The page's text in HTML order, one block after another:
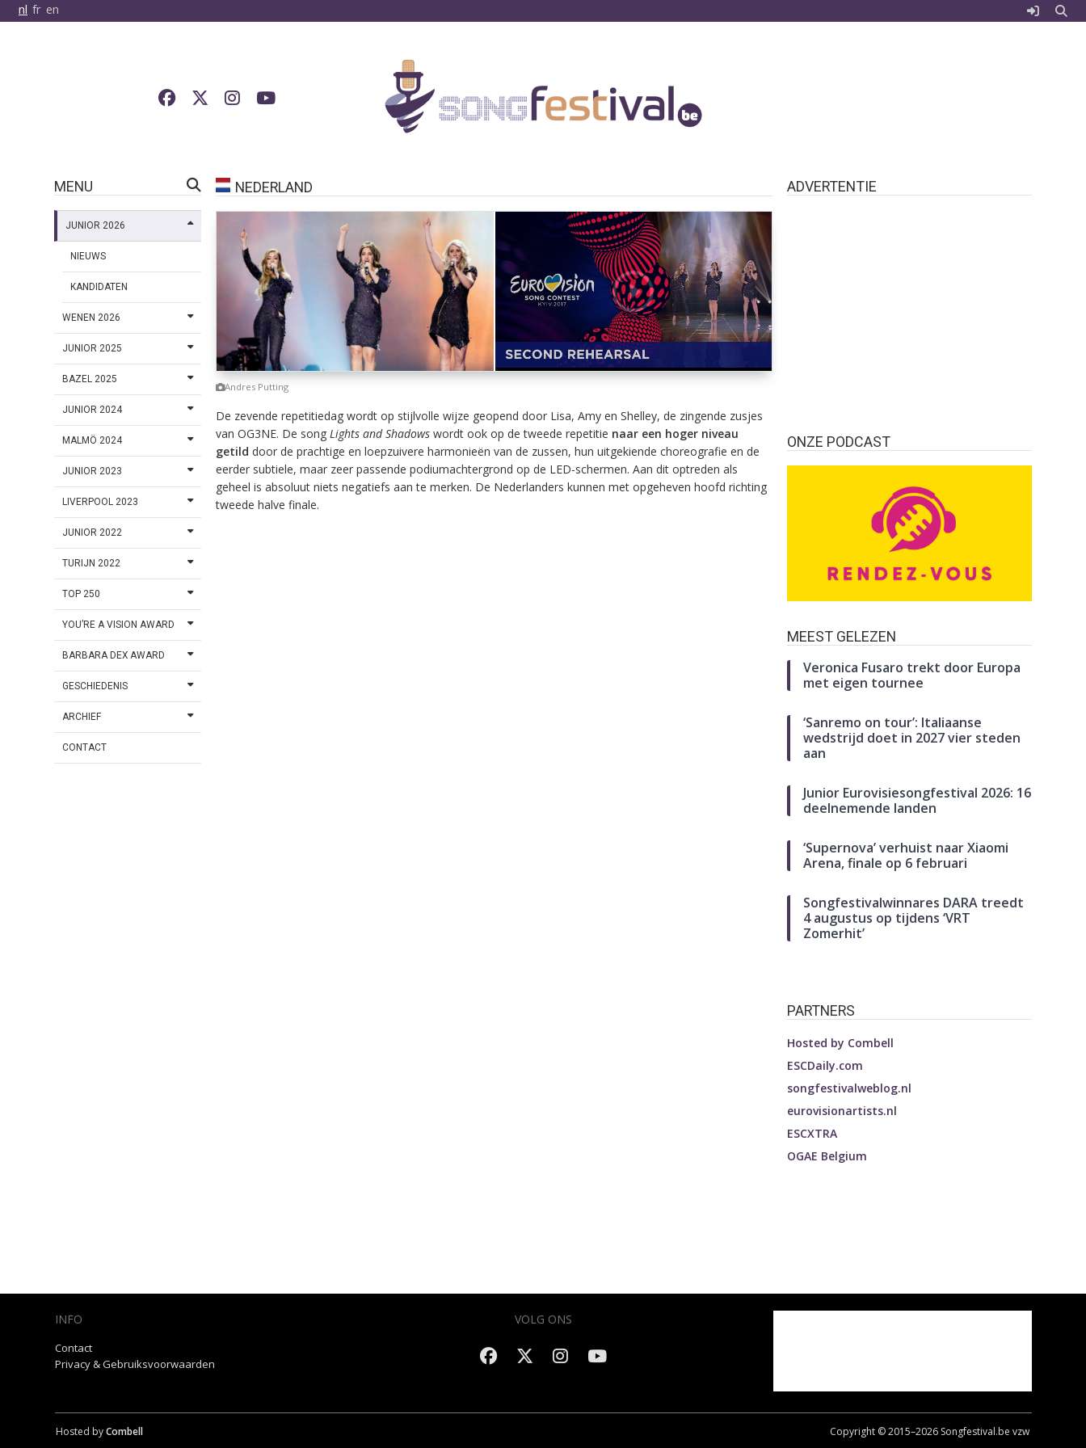
nl fr en
MENU
JUNIOR 2026
NIEUWS
KANDIDATEN
WENEN 2026
JUNIOR 2025
BAZEL 2025
JUNIOR 2024
MALMÖ 2024
JUNIOR 2023
LIVERPOOL 2023
JUNIOR 2022
TURIJN 2022
TOP 250
YOU’RE A VISION AWARD
BARBARA DEX AWARD
GESCHIEDENIS
ARCHIEF
CONTACT
NEDERLAND
Andres Putting
De zevende repetitiedag wordt op stijlvolle wijze geopend door Lisa, Amy en Shelley, de zingende zusjes
van OG3NE. De song Lights and Shadows wordt ook op de tweede repetitie naar een hoger niveau
getild door de prachtige en loepzuivere harmonieën van de zussen, hun uitgekiende choreografie en de
eerder subtiele, maar zeer passende podiumachtergrond op de LED-schermen. Aan dit optreden als
geheel is absoluut niets negatiefs aan te merken. De Nederlanders kunnen met opgeheven hoofd richting
tweede halve finale.
ADVERTENTIE
ONZE PODCAST
MEEST GELEZEN
Veronica Fusaro trekt door Europa
met eigen tournee
‘Sanremo on tour’: Italiaanse
wedstrijd doet in 2027 vier steden
aan
Junior Eurovisiesongfestival 2026: 16
deelnemende landen
‘Supernova’ verhuist naar Xiaomi
Arena, finale op 6 februari
Songfestivalwinnares DARA treedt
4 augustus op tijdens ‘VRT
Zomerhit’
PARTNERS
Hosted by Combell
ESCDaily.com
songfestivalweblog.nl
eurovisionartists.nl
ESCXTRA
OGAE Belgium
INFO
Contact
Privacy & Gebruiksvoorwaarden
VOLG ONS
Hosted byCombell Copyright © 2015–2026 Songfestival.be vzw